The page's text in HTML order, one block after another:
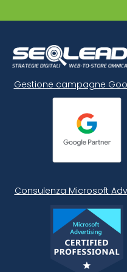
Gestione campagne
Consulenza Microsoft